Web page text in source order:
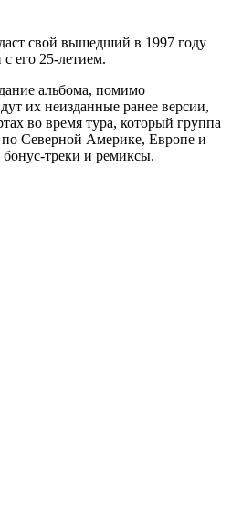
свой вышедший в 1997 году
его 25-летием.
альбома, помимо
их неизданные ранее версии,
во время тура, который группа
по Северной Америке, Европе и
треки и ремиксы.